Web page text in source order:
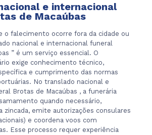
e internacional
de Macaúbas
o falecimento ocorre fora da cidade ou
nacional e internacional funeral
” é um serviço essencial. O
exige conhecimento técnico,
e cumprimento das normas
No translado nacional e
Brotas de Macaúbas , a funerária
quando necessário,
zincada, emite autorizações consulares
e coordena voos com
Esse processo requer experiência